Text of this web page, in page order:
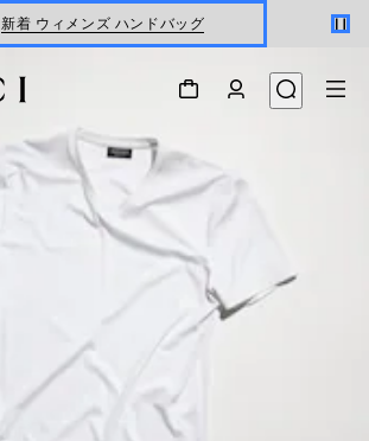
新着 ウィメンズ ハンドバッグ
新着 ウィメンズ ハンドバッグ